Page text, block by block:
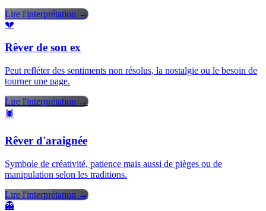
Lire l'interprétation →
💔
Rêver de son ex
Peut refléter des sentiments non résolus, la nostalgie ou le besoin de
tourner une page.
Lire l'interprétation →
🕷️
Rêver d'araignée
Symbole de créativité, patience mais aussi de pièges ou de
manipulation selon les traditions.
Lire l'interprétation →
👻